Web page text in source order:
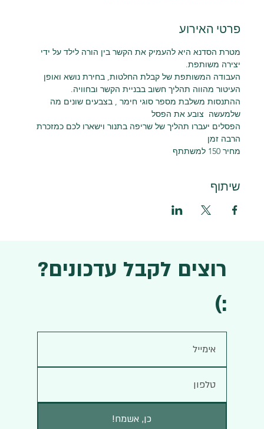
פרטי האירוע
מטרת הסדנא היא להעמיק את הקשר בין הורה לילד על ידי
יצירה משותפת.
העבודה המשותפת של קבלת החלטות, בחירת נושא ואופן
העיטור מהווה תהליך חשוב בבניית הקשר ובחוויה.
ההתנסות משלבת מספר סוגי חימר , בצבעים שונים מה
שלמעשה  צובע את הפסל
הפסלים יעברו תהליך של שריפה בתנור וישארו לכם כמזכרת
הרבה זמן
מחיר 150 למשתתף
שיתוף
רוצים לקבל עדכונים?
:)
!כן, אשמח